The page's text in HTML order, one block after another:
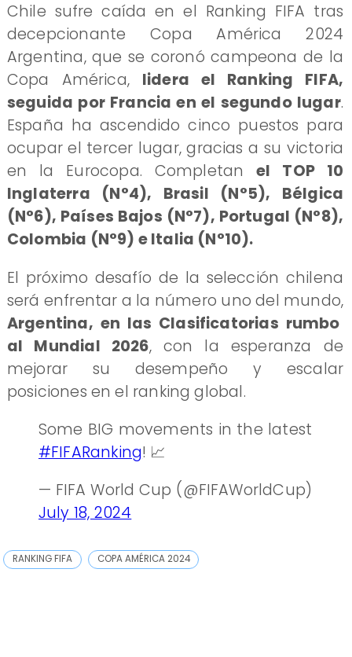
Chile sufre caída en el Ranking FIFA tras
decepcionante Copa América 2024
Argentina, que se coronó campeona de la
Copa América, lidera el Ranking FIFA,
seguida por Francia en el segundo lugar.
España ha ascendido cinco puestos para
ocupar el tercer lugar, gracias a su victoria
en la Eurocopa. Completanel TOP 10
Inglaterra (N°4), Brasil (N°5), Bélgica
(N°6), Países Bajos (N°7), Portugal (N°8),
Colombia (N°9) e Italia (N°10).
El próximo desafío de la selección chilena
será enfrentar a la número uno del mundo,
Argentina, en las Clasificatorias rumbo
al Mundial 2026, con la esperanza de
mejorar su desempeño y escalar
posiciones en el ranking global.
Some BIG movements in the latest
#FIFARanking! 📈
— FIFA World Cup (@FIFAWorldCup)
July 18, 2024
RANKING FIFA COPA AMÉRICA 2024